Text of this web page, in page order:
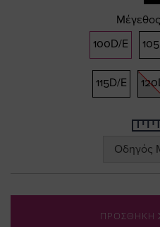
Μέγεθος
100D/E
115D/E
Οδηγός
ΠΡΟΣΘΗΚΗ